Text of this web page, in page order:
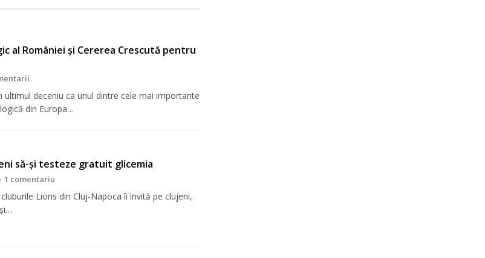
al României și Cererea Crescută pentru
ultimul deceniu ca unul dintre cele mai importante
din Europa…
să-şi testeze gratuit glicemia
1 comentariu
Lions din Cluj-Napoca îi invită pe clujeni,